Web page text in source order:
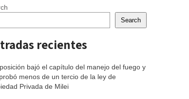
Search
recientes
bajó el capítulo del manejo del fuego y
menos de un tercio de la ley de
Privada de Milei